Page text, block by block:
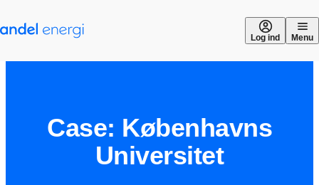
Log ind Menu
Case: Københavns
Universitet